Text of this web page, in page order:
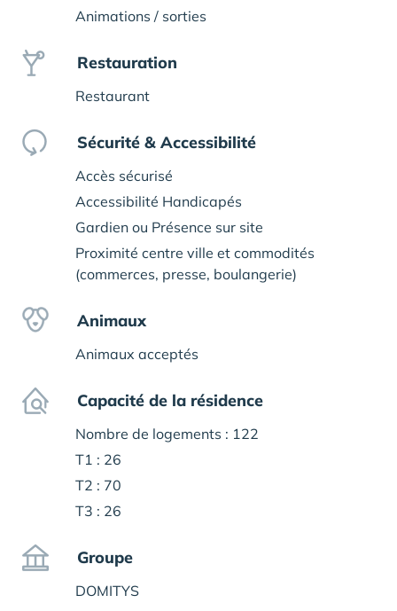
Animations / sorties
Restauration
Restaurant
Sécurité & Accessibilité
Accès sécurisé
Accessibilité Handicapés
Gardien ou Présence sur site
Proximité centre ville et commodités
(commerces, presse, boulangerie)
Animaux
Animaux acceptés
Capacité de la résidence
Nombre de logements : 122
T1 : 26
T2 : 70
T3 : 26
Groupe
DOMITYS